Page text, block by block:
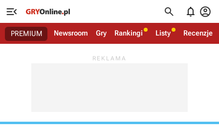
   
PREMIUM Newsroom Gry Rankingi Listy Recenzje